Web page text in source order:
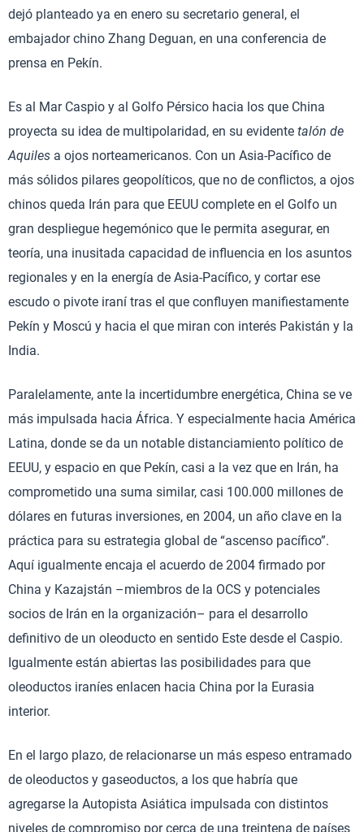
dejó planteado ya en enero su secretario general, el
embajador chino Zhang Deguan, en una conferencia de
prensa en Pekín.
Es al Mar Caspio y al Golfo Pérsico hacia los que China
proyecta su idea de multipolaridad, en su evidente talón de
Aquiles a ojos norteamericanos. Con un Asia-Pacífico de
más sólidos pilares geopolíticos, que no de conflictos, a ojos
chinos queda Irán para que EEUU complete en el Golfo un
gran despliegue hegemónico que le permita asegurar, en
teoría, una inusitada capacidad de influencia en los asuntos
regionales y en la energía de Asia-Pacífico, y cortar ese
escudo o pivote iraní tras el que confluyen manifiestamente
Pekín y Moscú y hacia el que miran con interés Pakistán y la
India.
Paralelamente, ante la incertidumbre energética, China se ve
más impulsada hacia África. Y especialmente hacia América
Latina, donde se da un notable distanciamiento político de
EEUU, y espacio en que Pekín, casi a la vez que en Irán, ha
comprometido una suma similar, casi 100.000 millones de
dólares en futuras inversiones, en 2004, un año clave en la
práctica para su estrategia global de “ascenso pacífico”.
Aquí igualmente encaja el acuerdo de 2004 firmado por
China y Kazajstán –miembros de la OCS y potenciales
socios de Irán en la organización– para el desarrollo
definitivo de un oleoducto en sentido Este desde el Caspio.
Igualmente están abiertas las posibilidades para que
oleoductos iraníes enlacen hacia China por la Eurasia
interior.
En el largo plazo, de relacionarse un más espeso entramado
de oleoductos y gaseoductos, a los que habría que
agregarse la Autopista Asiática impulsada con distintos
niveles de compromiso por cerca de una treintena de países